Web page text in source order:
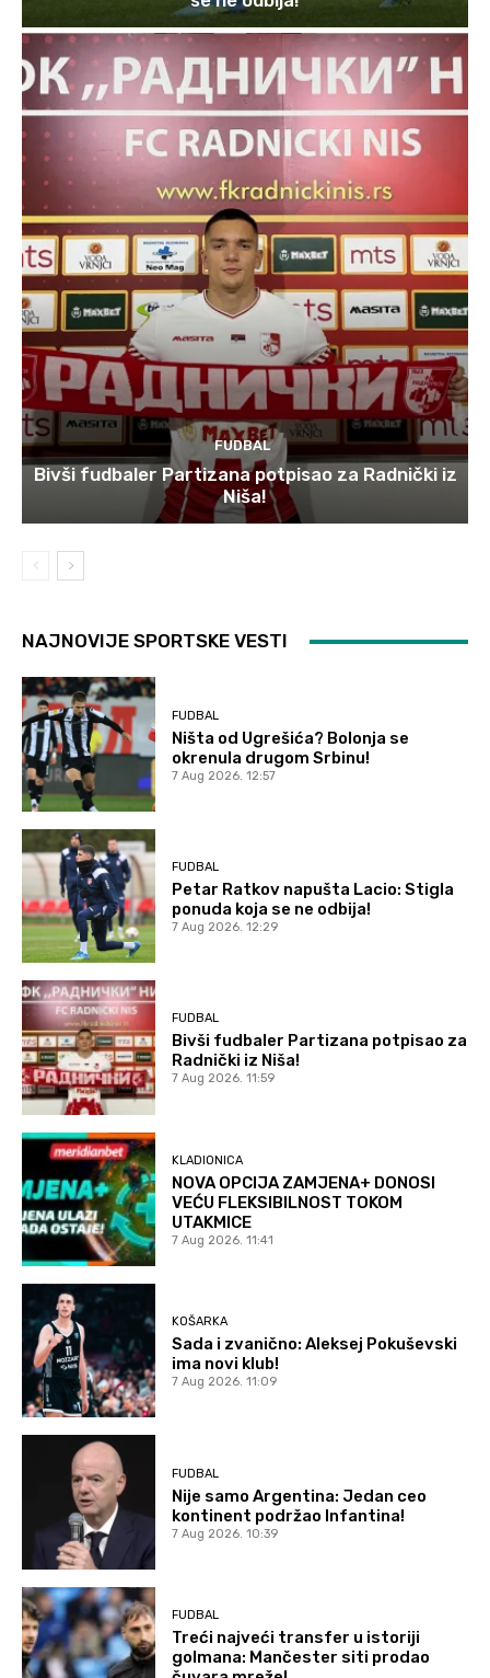
FUDBAL
Bivši fudbaler Partizana potpisao za Radnički iz
Niša!
NAJNOVIJE SPORTSKE VESTI
FUDBAL
Ništa od Ugrešića? Bolonja se
okrenula drugom Srbinu!
7 Aug 2026. 12:57
FUDBAL
Petar Ratkov napušta Lacio: Stigla
ponuda koja se ne odbija!
7 Aug 2026. 12:29
FUDBAL
Bivši fudbaler Partizana potpisao za
Radnički iz Niša!
7 Aug 2026. 11:59
KLADIONICA
NOVA OPCIJA ZAMJENA+ DONOSI
VEĆU FLEKSIBILNOST TOKOM
UTAKMICE
7 Aug 2026. 11:41
KOŠARKA
Sada i zvanično: Aleksej Pokuševski
ima novi klub!
7 Aug 2026. 11:09
FUDBAL
Nije samo Argentina: Jedan ceo
kontinent podržao Infantina!
7 Aug 2026. 10:39
FUDBAL
Treći najveći transfer u istoriji
golmana: Mančester siti prodao